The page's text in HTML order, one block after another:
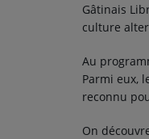
TITRES DIFFUSÉS
Gâtinais
culture
Au
Parmi eux,
reconnu
On